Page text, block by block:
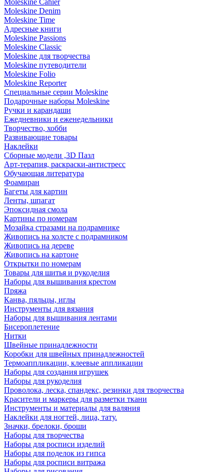
Moleskine Cahier
Moleskine Denim
Moleskine Time
Адресные книги
Moleskine Passions
Moleskine Classic
Moleskine для творчества
Moleskine путеводители
Moleskine Folio
Moleskine Reporter
Специальные серии Moleskine
Подарочные наборы Moleskine
Ручки и карандаши
Ежедневники и еженедельники
Творчество, хобби
Развивающие товары
Наклейки
Сборные модели ,3D Пазл
Арт-терапия, раскраски-антистресс
Обучающая литература
Фоамиран
Багеты для картин
Ленты, шпагат
Эпоксидная смола
Картины по номерам
Мозайка стразами на подрамнике
Живопись на холсте с подрамником
Живопись на дереве
Живопись на картоне
Открытки по номерам
Товары для шитья и рукоделия
Наборы для вышивания крестом
Пряжа
Канва, пяльцы, иглы
Инструменты для вязания
Наборы для вышивания лентами
Бисероплетение
Нитки
Швейные принадлежности
Коробки для швейных принадлежностей
Термоаппликации, клеевые аппликации
Наборы для создания игрушек
Наборы для рукоделия
Проволока, леска, спандекс, резинки для творчества
Красители и маркеры для разметки ткани
Инструменты и материалы для валяния
Наклейки для ногтей, лица, тату.
Значки, брелоки, броши
Наборы для творчества
Наборы для росписи изделий
Наборы для поделок из гипса
Наборы для росписи витража